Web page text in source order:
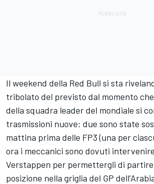
Il weekend della Red Bull si sta
tribolato del previsto dal momento
della squadra leader del mondiale si
trasmissioni nuove: due sono state
mattina prima delle FP3 (una per
ora i meccanici sono dovuti
Verstappen per permettergli di partire
posizione nella griglia del GP